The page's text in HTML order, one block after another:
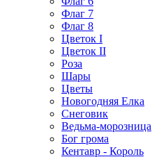
Флаг 7
Флаг 8
Цветок I
Цветок II
Роза
Шары
Цветы
Новогодняя Елка
Снеговик
Ведьма-морозница
Бог грома
Кентавр - Король